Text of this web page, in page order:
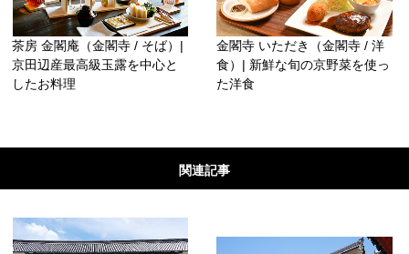
茶房 金閣庵（金閣寺 / そば）|
京田辺産最高級玉露を中心と
したお料理
金閣寺 いただき（金閣寺 / 洋
食）| 新鮮な旬の京野菜を使っ
た洋食
関連記事